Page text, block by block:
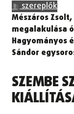
szereplők
Mészáros
megalakulása
Hagyományos
Sándor
SZEMBE